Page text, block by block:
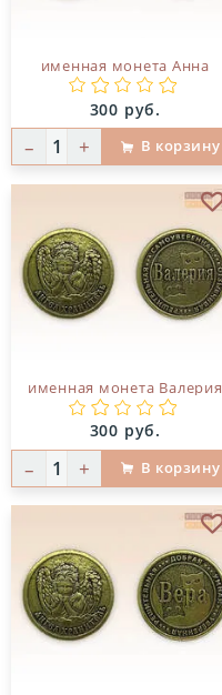
именная монета Анна
Цена:
300 руб.
– + В корзину
именная монета Валерия
Цена:
300 руб.
– + В корзину